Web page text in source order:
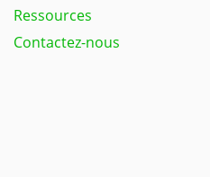
Ressources
Contactez-nous